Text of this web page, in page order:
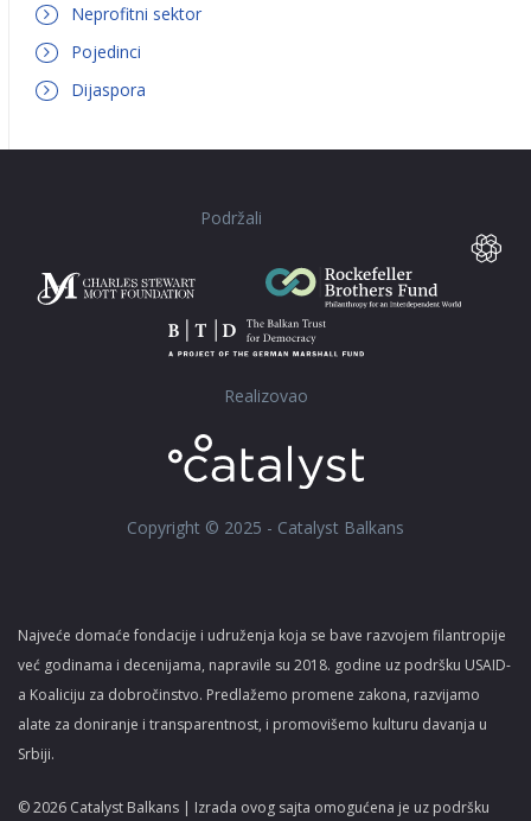
Neprofitni sektor
Pojedinci
Dijaspora
Podržali
Realizovao
Copyright © 2025 - Catalyst Balkans
Najveće domaće fondacije i udruženja koja se bave razvojem filantropije
već godinama i decenijama, napravile su 2018. godine uz podršku USAID-
a Koaliciju za dobročinstvo. Predlažemo promene zakona, razvijamo
alate za doniranje i transparentnost, i promovišemo kulturu davanja u
Srbiji.
© 2026 Catalyst Balkans | Izrada ovog sajta omogućena je uz podršku